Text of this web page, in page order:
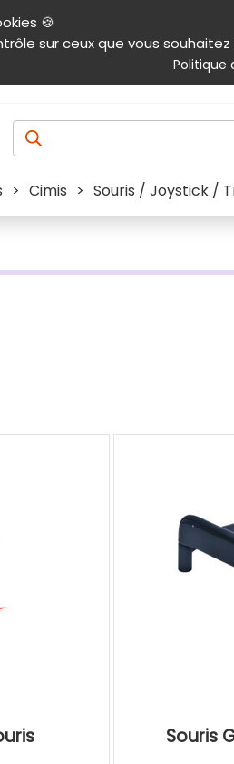
🍪
sur ceux que vous
Politique
Menu principal
Produits & services
> Cimis > Souris / Joystick /
Souris